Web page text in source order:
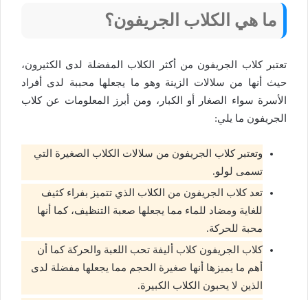
ما هي الكلاب الجريفون؟
تعتبر كلاب الجريفون من أكثر الكلاب المفضلة لدى الكثيرون،
حيث أنها من سلالات الزينة وهو ما يجعلها محببة لدى أفراد
الأسرة سواء الصغار أو الكبار، ومن أبرز المعلومات عن كلاب
الجريفون ما يلي:
وتعتبر كلاب الجريفون من سلالات الكلاب الصغيرة التي
تسمى لولو.
تعد كلاب الجريفون من الكلاب الذي تتميز بفراء كثيف
للغاية ومضاد للماء مما يجعلها صعبة التنظيف، كما أنها
محبة للحركة.
كلاب الجريفون كلاب أليفة تحب اللعبة والحركة كما أن
أهم ما يميزها أنها صغيرة الحجم مما يجعلها مفضلة لدى
الذين لا يحبون الكلاب الكبيرة.